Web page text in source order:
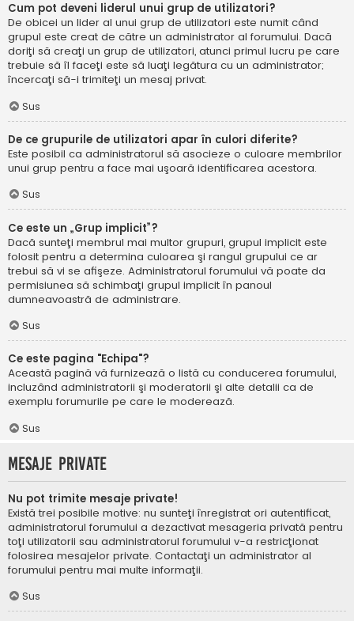
Cum pot deveni liderul unui grup de utilizatori?
De obicei un lider al unui grup de utilizatori este numit când
grupul este creat de către un administrator al forumului. Dacă
doriţi să creaţi un grup de utilizatori, atunci primul lucru pe care
trebuie să îl faceţi este să luaţi legătura cu un administrator;
încercaţi să-i trimiteţi un mesaj privat.
Sus
De ce grupurile de utilizatori apar în culori diferite?
Este posibil ca administratorul să asocieze o culoare membrilor
unui grup pentru a face mai uşoară identificarea acestora.
Sus
Ce este un „Grup implicit”?
Dacă sunteţi membrul mai multor grupuri, grupul implicit este
folosit pentru a determina culoarea şi rangul grupului ce ar
trebui să vi se afişeze. Administratorul forumului vă poate da
permisiunea să schimbaţi grupul implicit în panoul
dumneavoastră de administrare.
Sus
Ce este pagina "Echipa"?
Această pagină vă furnizează o listă cu conducerea forumului,
incluzând administratorii şi moderatorii şi alte detalii ca de
exemplu forumurile pe care le moderează.
Sus
Mesaje private
Nu pot trimite mesaje private!
Există trei posibile motive: nu sunteţi înregistrat ori autentificat,
administratorul forumului a dezactivat mesageria privată pentru
toţi utilizatorii sau administratorul forumului v-a restricţionat
folosirea mesajelor private. Contactaţi un administrator al
forumului pentru mai multe informaţii.
Sus